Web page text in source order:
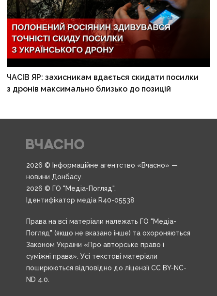
ЧАСІВ ЯР: захисникам вдається скидати посилки
з дронів максимально близько до позицій
2026 © Інформаційне агентство «Вчасно» —
новини Донбасу.
2026 © ГО "Медіа-Погляд".
Ідентифікатор медіа R40-05538
Права на всі матеріали належать ГО "Медіа-
Погляд" (якщо не вказано інше) та охороняються
Законом України «Про авторське право і
суміжні права». Усі текстові матеріали
поширюються відповідно до ліцензії CC BY-NC-
ND 4.0.